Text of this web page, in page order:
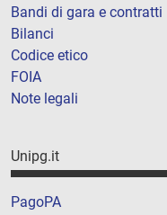
Bandi di gara e contratti
Bilanci
Codice etico
FOIA
Note legali
Unipg.it
PagoPA